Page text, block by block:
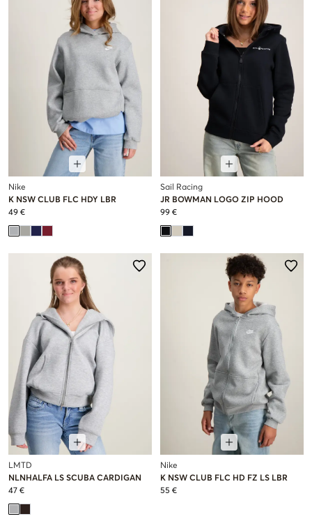
Nike
K NSW CLUB FLC HDY LBR
49 €
Sail Racing
JR BOWMAN LOGO ZIP HOOD
99 €
LMTD
NLNHALFA LS SCUBA CARDIGAN
47 €
Nike
K NSW CLUB FLC HD FZ LS LBR
55 €